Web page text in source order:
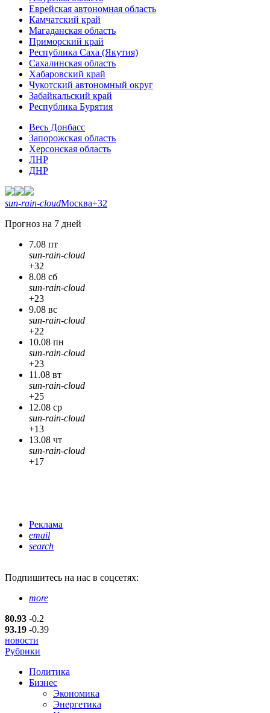
Еврейская автономная область
Камчатский край
Магаданская область
Приморский край
Республика Саха (Якутия)
Сахалинская область
Хабаровский край
Чукотский автономный округ
Забайкальский край
Республика Бурятия
Весь Донбасс
Запорожская область
Херсонская область
ЛНР
ДНР
sun-rain-cloudМосква+32
Прогноз на 7 дней
7.08 пт
sun-rain-cloud
+32
8.08 сб
sun-rain-cloud
+23
9.08 вс
sun-rain-cloud
+22
10.08 пн
sun-rain-cloud
+23
11.08 вт
sun-rain-cloud
+25
12.08 ср
sun-rain-cloud
+13
13.08 чт
sun-rain-cloud
+17
Реклама
email
search
Подпишитесь на нас в соцсетях:
more
80.93 -0.2
93.19 -0.39
новости
Рубрики
Политика
Бизнес
Экономика
Энергетика